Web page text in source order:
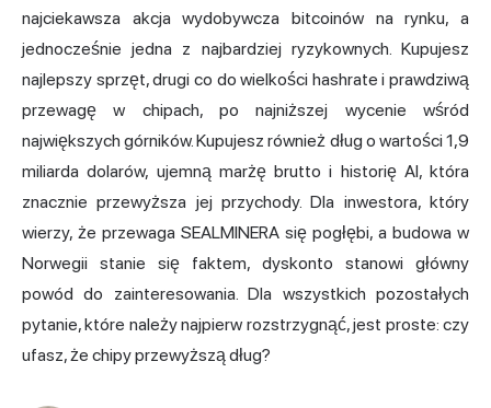
najciekawsza akcja wydobywcza bitcoinów na rynku, a
jednocześnie jedna z najbardziej ryzykownych. Kupujesz
najlepszy sprzęt, drugi co do wielkości hashrate i prawdziwą
przewagę w chipach, po najniższej wycenie wśród
największych górników. Kupujesz również dług o wartości 1,9
miliarda dolarów, ujemną marżę brutto i historię AI, która
znacznie przewyższa jej przychody. Dla inwestora, który
wierzy, że przewaga SEALMINERA się pogłębi, a budowa w
Norwegii stanie się faktem, dyskonto stanowi główny
powód do zainteresowania. Dla wszystkich pozostałych
pytanie, które należy najpierw rozstrzygnąć, jest proste: czy
ufasz, że chipy przewyższą dług?